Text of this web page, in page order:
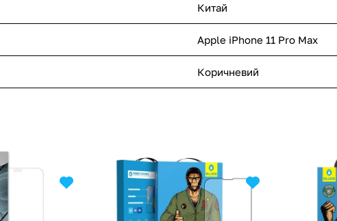
Китай
Apple iPhone 11 Pro Max
Коричневий